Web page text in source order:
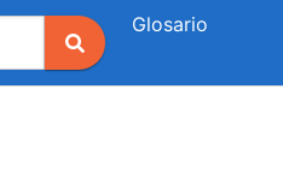
Glosario